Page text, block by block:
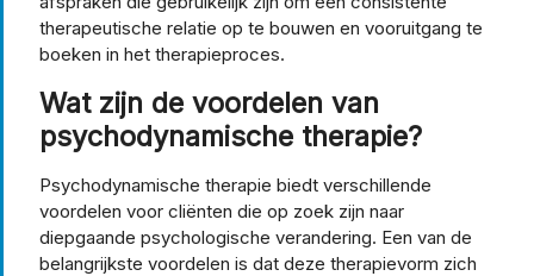
therapeutische relatie op te bouwen en vooruitgang te
boeken in het therapieproces.
Wat zijn de voordelen van
psychodynamische therapie?
Psychodynamische therapie biedt verschillende
voordelen voor cliënten die op zoek zijn naar
diepgaande psychologische verandering. Een van de
belangrijkste voordelen is dat deze therapievorm zich